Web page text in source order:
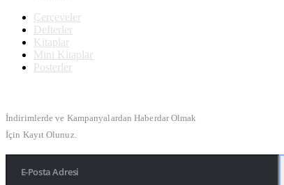
Çerçeveler
Defterler
Kitaplar
Mini Kitaplar
Posterler
İndirimlerde ve Kampanyalardan Haberdar Olmak
İçin Kayıt Olunuz.